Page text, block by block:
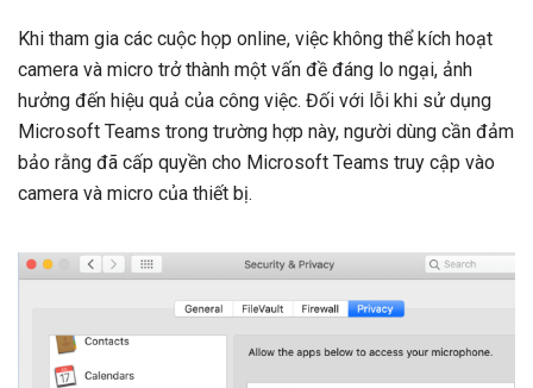
Khi tham gia các cuộc họp online, việc không thể kích hoạt
camera và micro trở thành một vấn đề đáng lo ngại, ảnh
hưởng đến hiệu quả của công việc. Đối với lỗi khi sử dụng
Microsoft Teams trong trường hợp này, người dùng cần đảm
bảo rằng đã cấp quyền cho Microsoft Teams truy cập vào
camera và micro của thiết bị.